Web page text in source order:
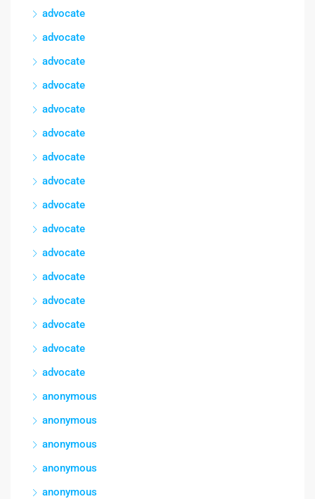
advocate
advocate
advocate
advocate
advocate
advocate
advocate
advocate
advocate
advocate
advocate
advocate
advocate
advocate
advocate
advocate
anonymous
anonymous
anonymous
anonymous
anonymous